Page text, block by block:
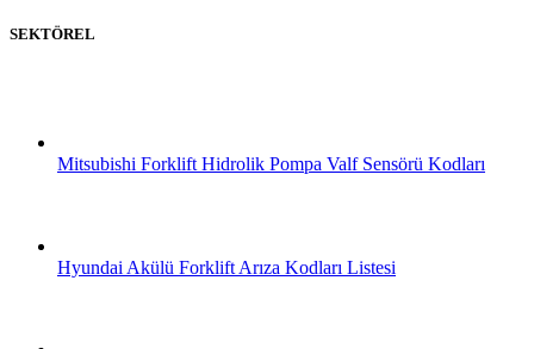
SEKTÖREL
Mitsubishi Forklift Hidrolik Pompa Valf Sensörü Kodları
Hyundai Akülü Forklift Arıza Kodları Listesi